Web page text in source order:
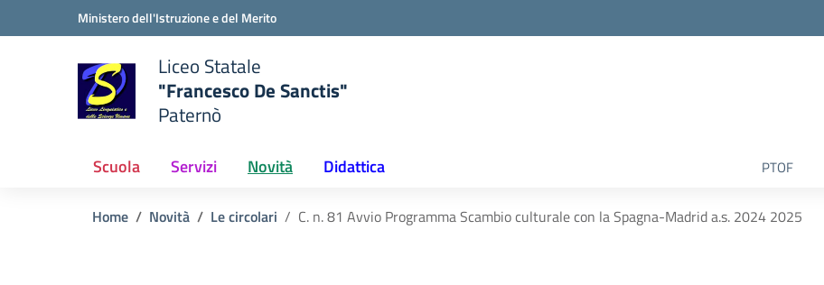
Vai ai contenuti
Vai al menu di navigazioneMinistero dell'Istruzione e del Merito
scuola
Liceo Statale
"Francesco De Sanctis"
Paternò
Scuola Servizi Novità Didattica PTOF
Home Novità Le circolari C. n. 81 Avvio Programma Scambio culturale con la Spagna-Madrid a.s. 2024 2025